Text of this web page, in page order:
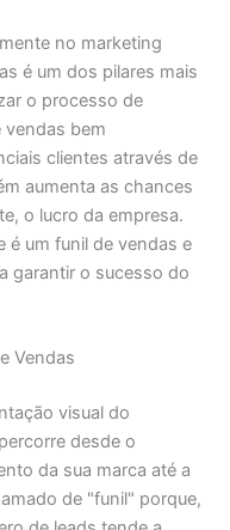
no marketing
é um dos pilares mais
o processo de
vendas bem
clientes através de
aumenta as chances
o lucro da empresa.
é um funil de vendas e
garantir o sucesso do
Vendas
visual do
desde o
da sua marca até a
de "funil" porque,